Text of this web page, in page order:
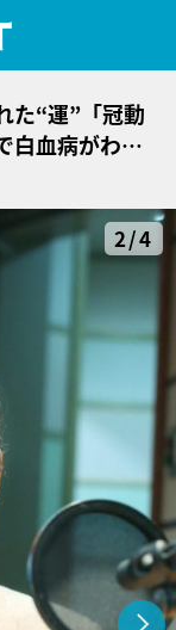
た“運”「冠動
白血病がわか
2/4